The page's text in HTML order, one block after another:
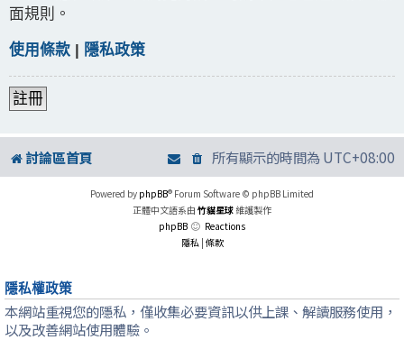
面規則。
使用條款 | 隱私政策
註冊
討論區首頁 所有顯示的時間為UTC+08:00
Powered by phpBB® Forum Software © phpBB Limited
正體中文語系由 竹貓星球 維護製作
phpBB
Reactions
隱私 | 條款
隱私權政策
本網站重視您的隱私，僅收集必要資訊以供上課、解讀服務使用，
以及改善網站使用體驗。